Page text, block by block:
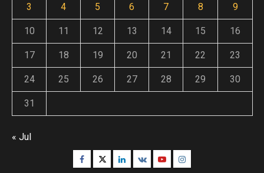
3 4 5 6 7 8 9
10 11 12 13 14 15 16
17 18 19 20 21 22 23
24 25 26 27 28 29 30
31
« Jul
Facebook
TwitterLinkedin
VK YoutubeInstagram